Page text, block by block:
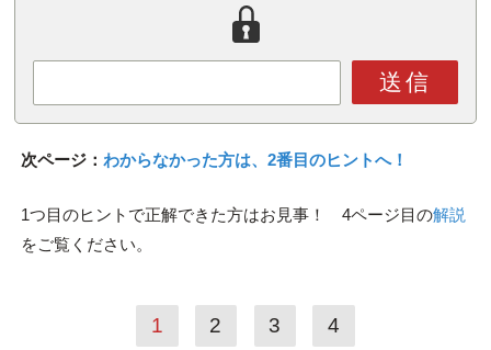
送信
次ページ： わからなかった方は、2番目のヒントへ！
1つ目のヒントで正解できた方はお見事！ 4ページ目の解説
をご覧ください。
1 2 3 4